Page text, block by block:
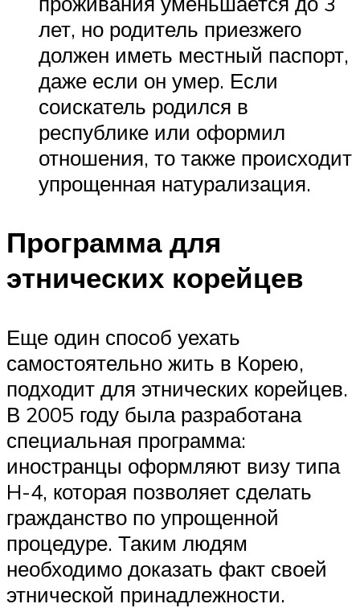
лет, но родитель приезжего
должен иметь местный паспорт,
даже если он умер. Если
соискатель родился в
республике или оформил
отношения, то также происходит
упрощенная натурализация.
Программа для
этнических корейцев
Еще один способ уехать
самостоятельно жить в Корею,
подходит для этнических корейцев.
В 2005 году была разработана
специальная программа:
иностранцы оформляют визу типа
H-4, которая позволяет сделать
гражданство по упрощенной
процедуре. Таким людям
необходимо доказать факт своей
этнической принадлежности.